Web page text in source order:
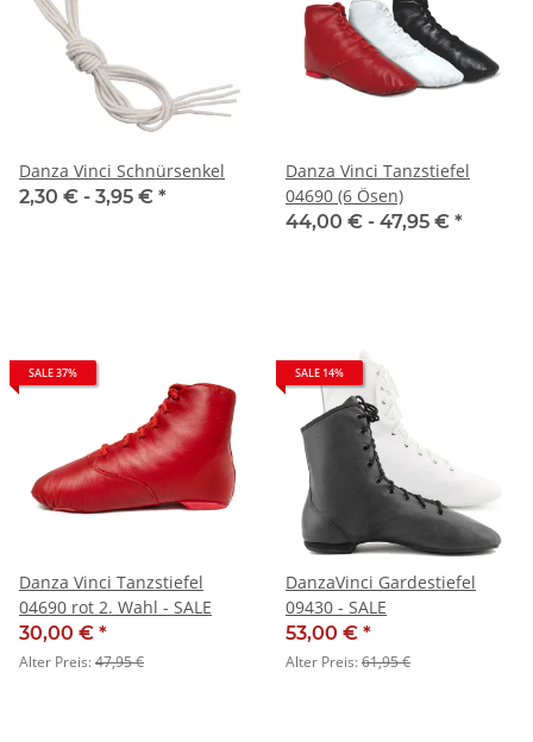
Danza Vinci Schnürsenkel
2,30 € - 3,95 € *
Danza Vinci Tanzstiefel
04690 (6 Ösen)
44,00 € - 47,95 € *
SALE 37%
Danza Vinci Tanzstiefel
04690 rot 2. Wahl - SALE
30,00 € *
Alter Preis:47,95 €
SALE 14%
DanzaVinci Gardestiefel
09430 - SALE
53,00 € *
Alter Preis:61,95 €